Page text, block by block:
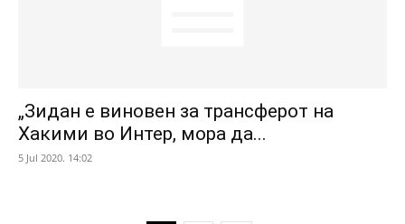
„Зидан е виновен за трансферот на
Хакими во Интер, мора да...
5 Jul 2020. 14:02